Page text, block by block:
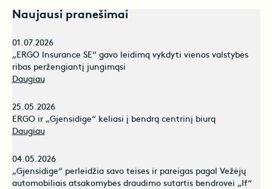
Naujausi pranešimai
01.07.2026
„ERGO Insurance SE“ gavo leidimą vykdyti vienos valstybės
ribas peržengiantį jungimąsi
Daugiau
25.05.2026
ERGO ir „Gjensidige“ keliasi į bendrą centrinį biurą
Daugiau
04.05.2026
„Gjensidige“ perleidžia savo teises ir pareigas pagal Vežėjų
automobiliais atsakomybės draudimo sutartis bendrovei „If“